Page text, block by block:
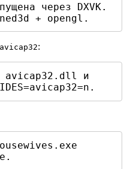
через DXVK.
+ opengl.
avicap32:
avicap32.dll и